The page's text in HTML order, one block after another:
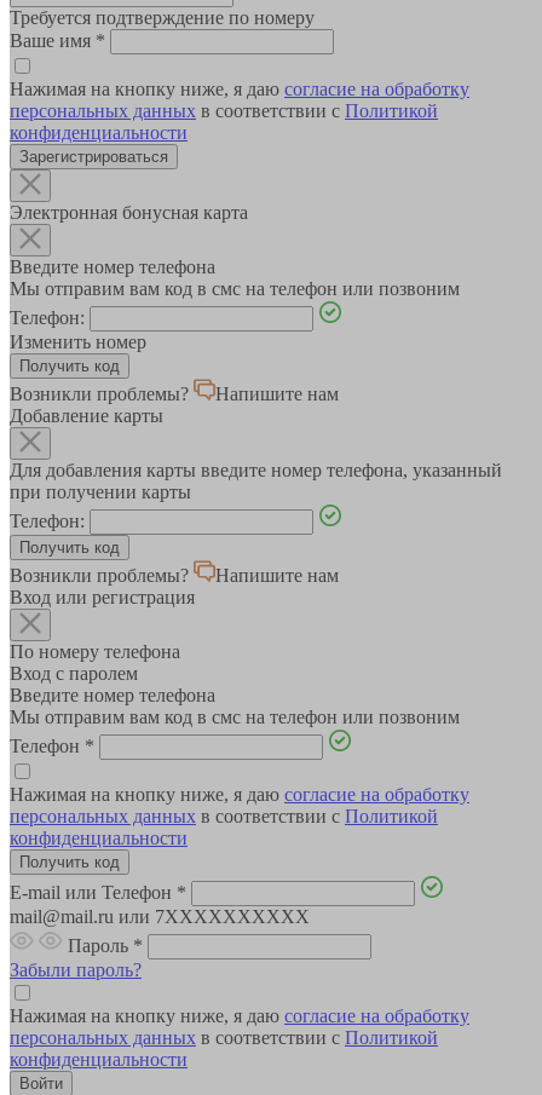
Требуется подтверждение по номеру
Ваше имя *
Нажимая на кнопку ниже, я даю согласие на обработку
персональных данных в соответствии с Политикой
конфиденциальности
Зарегистрироваться
Электронная бонусная карта
Введите номер телефона
Мы отправим вам код в смс на телефон или позвоним
Телефон:
Изменить номер
Возникли проблемы?
Напишите нам
Добавление карты
Для добавления карты введите номер телефона, указанный
при получении карты
Телефон:
Возникли проблемы?
Напишите нам
Вход или регистрация
По номеру телефона
Вход с паролем
Введите номер телефона
Мы отправим вам код в смс на телефон или позвоним
Телефон *
Нажимая на кнопку ниже, я даю согласие на обработку
персональных данных в соответствии с Политикой
конфиденциальности
E-mail или Телефон *
mail@mail.ru или 7XXXXXXXXXX
Пароль *
Забыли пароль?
Нажимая на кнопку ниже, я даю согласие на обработку
персональных данных в соответствии с Политикой
конфиденциальности